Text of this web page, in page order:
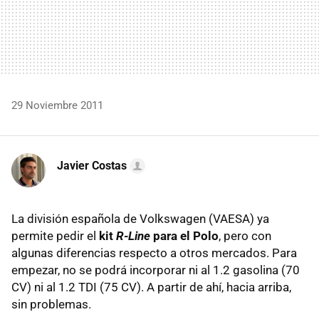
29 Noviembre 2011
Javier Costas
La división española de Volkswagen (VAESA) ya
permite pedir el kit R-Line para el Polo, pero con
algunas diferencias respecto a otros mercados. Para
empezar, no se podrá incorporar ni al 1.2 gasolina (70
CV) ni al 1.2 TDI (75 CV). A partir de ahí, hacia arriba,
sin problemas.